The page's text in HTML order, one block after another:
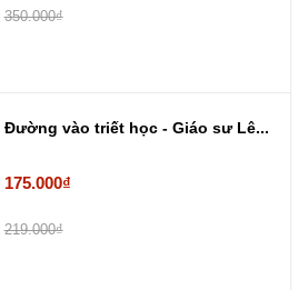
350.000₫
Đường vào triết học - Giáo sư Lê...
175.000₫
219.000₫